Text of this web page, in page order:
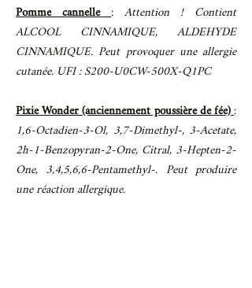
Pomme cannelle: Attention ! Contient
ALCOOL CINNAMIQUE, ALDEHYDE
CINNAMIQUE. Peut provoquer une allergie
cutanée. UFI : S200-U0CW-500X-Q1PC
Pixie Wonder (anciennement poussière de fée):
1,6-Octadien-3-Ol, 3,7-Dimethyl-, 3-Acetate,
2h-1-Benzopyran-2-One, Citral, 3-Hepten-2-
One, 3,4,5,6,6-Pentamethyl-. Peut produire
une réaction allergique.